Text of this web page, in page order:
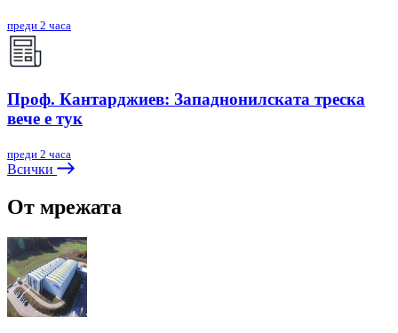
преди 2 часа
Проф. Кантарджиев: Западнонилската треска
вече е тук
преди 2 часа
Всички
От мрежата